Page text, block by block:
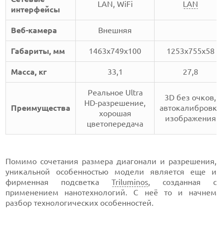
интерфейсы
LAN, WiFi LAN
Веб-камера Внешняя
Габариты, мм 1463х749х100 1253х755х58
Масса, кг 33,1 27,8
Преимущества
Реальное Ultra
HD-разрешение,
хорошая
цветопередача
3D без очков,
автокалибровка
изображения
Помимо сочетания размера диагонали и разрешения,
уникальной особенностью модели является еще и
фирменная подсветка Triluminos, созданная с
применением нанотехнологий. С неё то и начнем
разбор технологических особенностей.